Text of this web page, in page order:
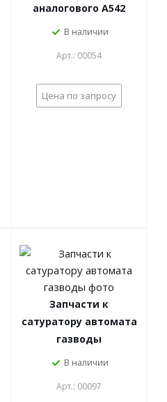
аналогового А542
В наличии
Арт.: 00054
Цена по запросу
Запчасти к
сатуратору автомата
газводы
В наличии
Арт.: 00097